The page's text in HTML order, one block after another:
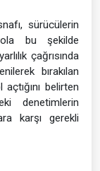
sürücülerin
bu şekilde
çağrısında
bırakılan
belirten
denetimlerin
karşı gerekli